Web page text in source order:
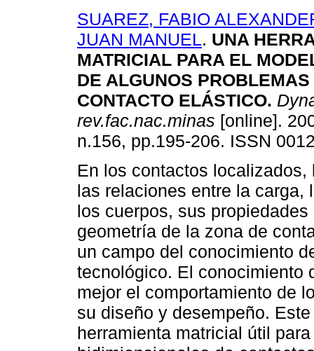
SUAREZ, FABIO
JUAN MANUEL. UNA
MATRICIAL PARA EL
DE ALGUNOS PROBLEMAS
CONTACTO ELÁSTICO.
rev.fac.nac.minas [online].
n.156, pp.195-206. ISSN
En los contactos localizados,
las relaciones entre la carga,
los cuerpos, sus
geometría de la zona de
un campo del conocimiento
tecnológico. El conocimiento
mejor el comportamiento de
su diseño y desempeño.
herramienta matricial útil